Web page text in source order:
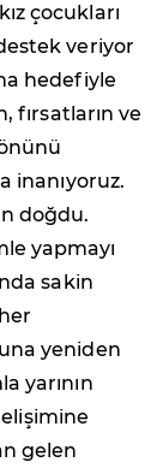
çocukları
veriyor
hedefiyle
fırsatların ve
inanıyoruz.
doğdu.
yapmayı
sakin
yeniden
yarının
gelen